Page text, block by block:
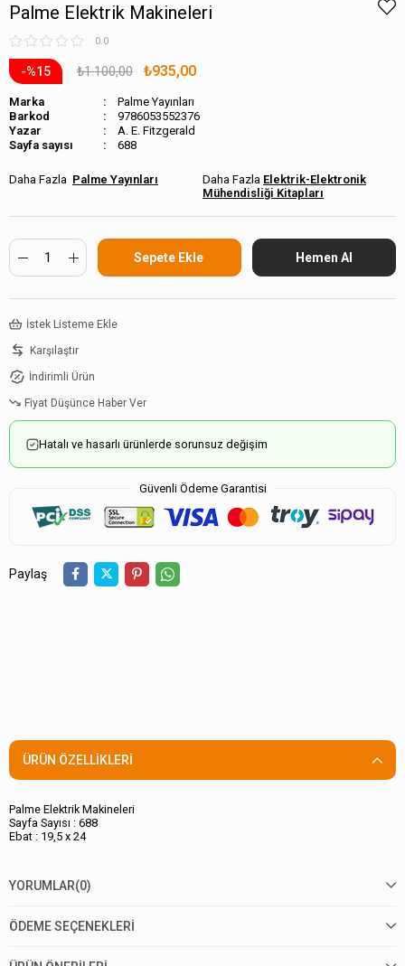
Palme Elektrik Makineleri
0.0
15 ₺1.100,00 ₺935,00
Marka
Palme Yayınları
Barkod
9786053552376
A. E. Fitzgerald
Sayfa sayısı
688
Palme Yayınları
Elektrik-Elektronik
Mühendisliği Kitapları
İstek Listeme Ekle
Karşılaştır
İndirimli Ürün
Fiyat Düşünce Haber Ver
Hatalı ve hasarlı ürünlerde sorunsuz değişim
Güvenli Ödeme Garantisi
Paylaş
ÜRÜN ÖZELLIKLERI
Palme Elektrik Makineleri
Sayfa Sayısı : 688
Ebat : 19,5 x 24
YORUMLAR(0)
ÖDEME SEÇENEKLERI